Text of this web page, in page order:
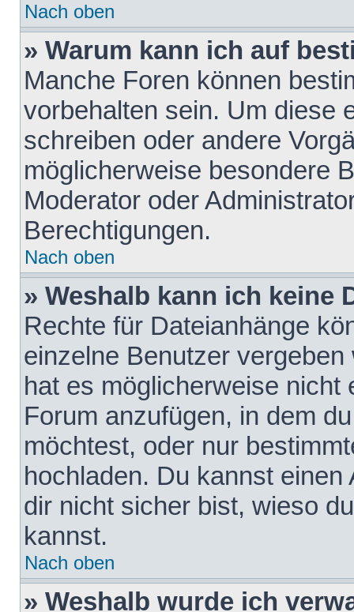
Nach oben
» Warum kann ich auf
Manche Foren können
vorbehalten sein. Um diese
schreiben oder andere
möglicherweise besondere
Moderator oder
Berechtigungen.
Nach oben
» Weshalb kann ich keine
Rechte für Dateianhänge
einzelne Benutzer
hat es möglicherweise nicht
Forum anzufügen, in dem
möchtest, oder nur
hochladen. Du kannst
dir nicht sicher bist, wieso
kannst.
Nach oben
» Weshalb wurde ich